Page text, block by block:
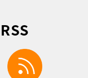
facebook